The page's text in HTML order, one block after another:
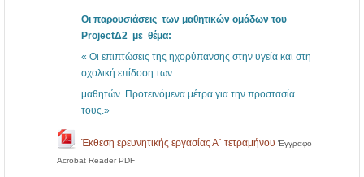
Οι παρουσιάσεις των μαθητικών ομάδων του
ProjectΔ2 με θέμα:
« Οι επιπτώσεις της ηχορύπανσης στην υγεία και στη
σχολική επίδοση των
μαθητών. Προτεινόμενα μέτρα για την προστασία
τους.»
Έκθεση ερευνητικής εργασίας Α΄ τετραμήνουΈγγραφο
Acrobat Reader PDF